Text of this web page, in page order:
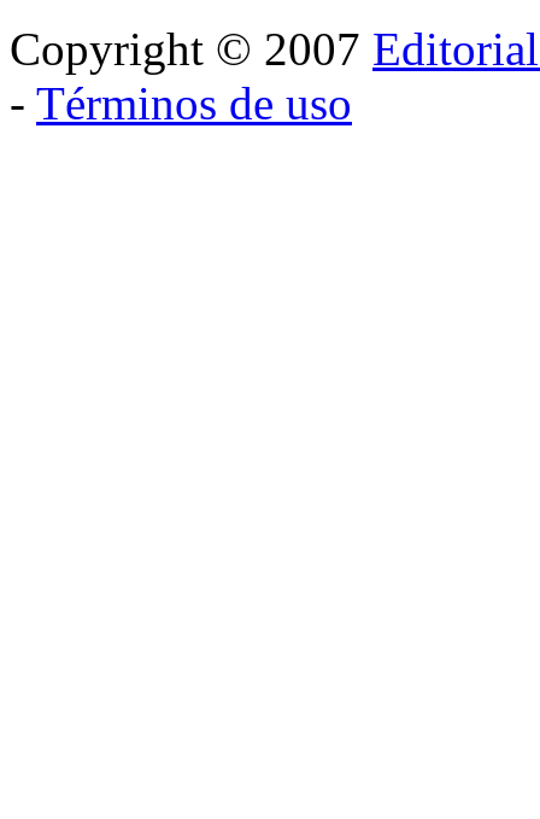
Copyright © 2007
- Términos de uso